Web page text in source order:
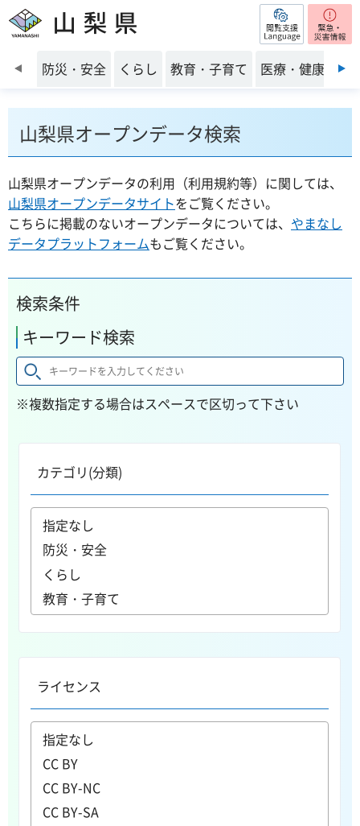
山梨県 閲覧支援
前のスライドを表示
防災・安全 くらし 教育・子育て 医療・健康・福
山梨県オープンデータ検索
山梨県オープンデータの利用（利用規約等）に関しては、
山梨県オープンデータサイトをご覧ください。
こちらに掲載のないオープンデータについては、 やまなし
データプラットフォームもご覧ください。
検索条件
キーワード検索
※複数指定する場合はスペースで区切って下さい
カテゴリ(分類)
ライセンス